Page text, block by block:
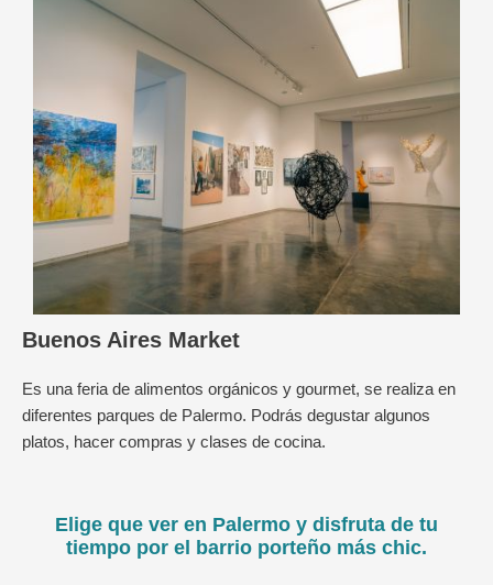
Buenos Aires Market
Es una feria de alimentos orgánicos y gourmet, se realiza en
diferentes parques de Palermo. Podrás degustar algunos
platos, hacer compras y clases de cocina.
Elige que ver en Palermo y disfruta de tu
tiempo por el barrio porteño más chic.